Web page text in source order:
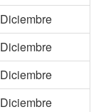
Diciembre
Diciembre
Diciembre
Diciembre